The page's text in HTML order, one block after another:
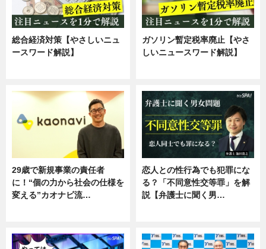
総合経済対策【やさしいニュ
ースワード解説】
ガソリン暫定税率廃止【やさ
しいニュースワード解説】
29歳で新規事業の責任者
に！“個の力から社会の仕様を
変える”カオナビ流…
恋人との性行為でも犯罪にな
る？「不同意性交等罪」を解
説【弁護士に聞く男…